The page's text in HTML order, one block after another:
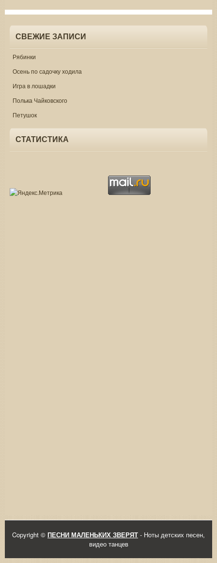
СВЕЖИЕ ЗАПИСИ
Рябинки
Осень по садочку ходила
Игра в лошадки
Полька Чайковского
Петушок
СТАТИСТИКА
Copyright © ПЕСНИ МАЛЕНЬКИХ ЗВЕРЯТ - Ноты детских песен,
видео танцев